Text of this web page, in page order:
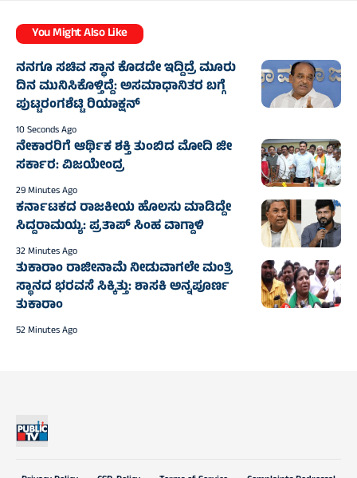
You Might Also Like
ನನಗೂ ಸಚಿವ ಸ್ಥಾನ ಕೊಡದೇ ಇದ್ದಿದ್ರೆ ಮೂರು
ದಿನ ಮುನಿಸಿಕೊಳ್ತಿದ್ದೆ: ಅಸಮಾಧಾನಿತರ ಬಗ್ಗೆ
ಪುಟ್ಟರಂಗಶೆಟ್ಟಿ ರಿಯಾಕ್ಷನ್
10 Seconds Ago
ನೇಕಾರರಿಗೆ ಆರ್ಥಿಕ ಶಕ್ತಿ ತುಂಬಿದ ಮೋದಿ ಜೀ
ಸರ್ಕಾರ: ವಿಜಯೇಂದ್ರ
29 Minutes Ago
ಕರ್ನಾಟಕದ ರಾಜಕೀಯ ಹೊಲಸು ಮಾಡಿದ್ದೇ
ಸಿದ್ದರಾಮಯ್ಯ: ಪ್ರತಾಪ್ ಸಿಂಹ ವಾಗ್ದಾಳಿ
32 Minutes Ago
ತುಕಾರಾಂ ರಾಜೀನಾಮೆ ನೀಡುವಾಗಲೇ ಮಂತ್ರಿ
ಸ್ಥಾನದ ಭರವಸೆ ಸಿಕ್ಕಿತ್ತು: ಶಾಸಕಿ ಅನ್ನಪೂರ್ಣ
ತುಕಾರಾಂ
52 Minutes Ago